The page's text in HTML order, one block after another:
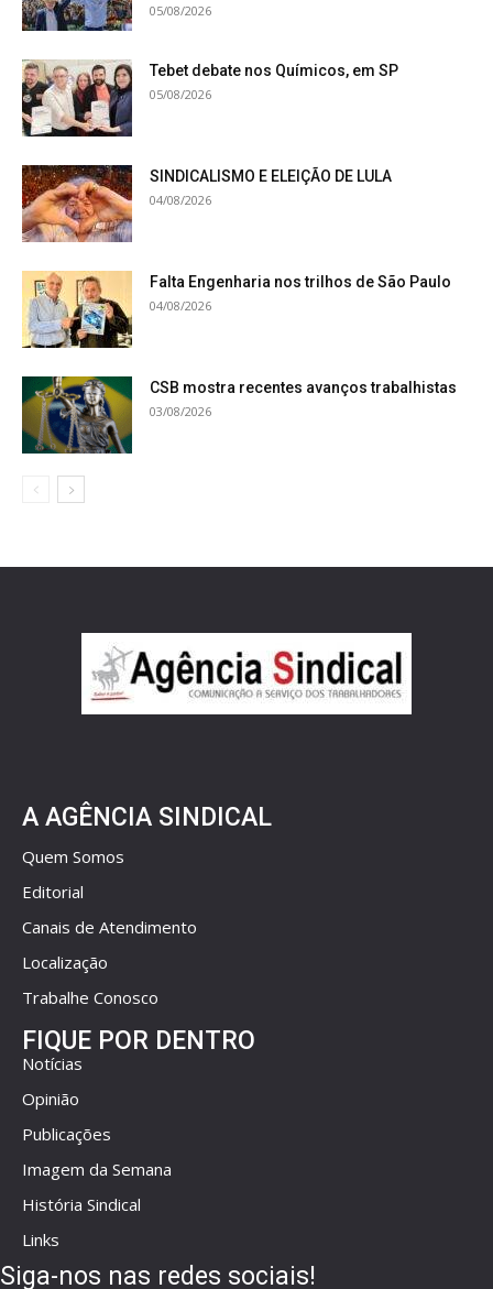
05/08/2026
Tebet debate nos Químicos, em SP
05/08/2026
SINDICALISMO E ELEIÇÃO DE LULA
04/08/2026
Falta Engenharia nos trilhos de São Paulo
04/08/2026
CSB mostra recentes avanços trabalhistas
03/08/2026
A AGÊNCIA SINDICAL
Quem Somos
Editorial
Canais de Atendimento
Localização
Trabalhe Conosco
FIQUE POR DENTRO
Notícias
Opinião
Publicações
Imagem da Semana
História Sindical
Links
Siga-nos nas redes sociais!